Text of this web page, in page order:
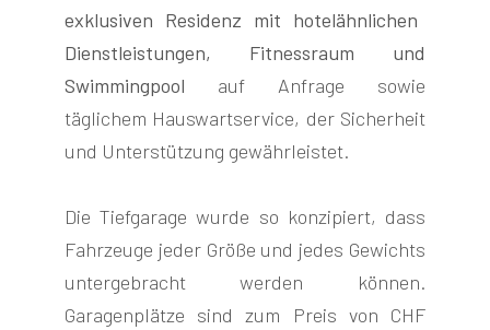
exklusiven Residenz mit hotelähnlichen
Dienstleistungen, Fitnessraum und
Swimmingpool auf Anfrage sowie
täglichem Hauswartservice, der Sicherheit
und Unterstützung gewährleistet.
Die Tiefgarage wurde so konzipiert, dass
Fahrzeuge jeder Größe und jedes Gewichts
untergebracht werden können.
Garagenplätze sind zum Preis von CHF